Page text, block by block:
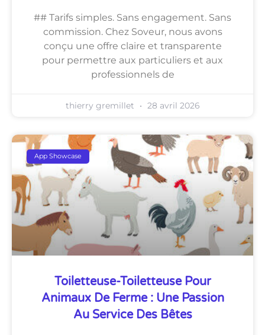
## Tarifs simples. Sans engagement. Sans
commission. Chez Soveur, nous avons
conçu une offre claire et transparente
pour permettre aux particuliers et aux
professionnels de
thierry gremillet 28 avril 2026
App Showcase
Toiletteuse-Toiletteuse Pour
Animaux De Ferme : Une Passion
Au Service Des Bêtes